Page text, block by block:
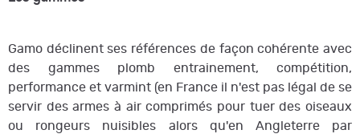
Gamo déclinent ses références de façon cohérente avec
des gammes plomb entrainement, compétition,
performance et varmint (en France il n'est pas légal de se
servir des armes à air comprimés pour tuer des oiseaux
ou rongeurs nuisibles alors qu'en Angleterre par